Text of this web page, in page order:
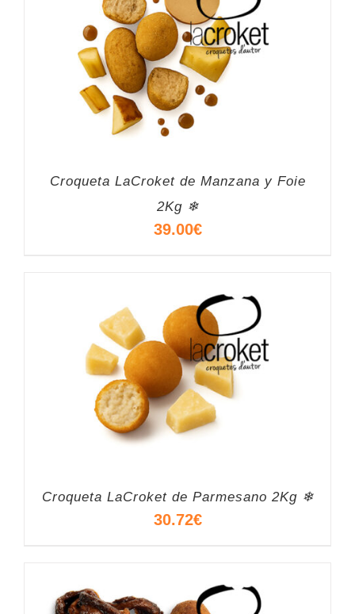
Croqueta LaCroket de Manzana y Foie
2Kg ❄
39.00€
Croqueta LaCroket de Parmesano 2Kg ❄
30.72€